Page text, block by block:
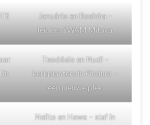
Januário en Rosinha –
leiders YWAM Mitava
in
Teodósio en Nucil –
kerkplanters in Pindura –
een nieuwe plek
Nelito en Hawa – staf in